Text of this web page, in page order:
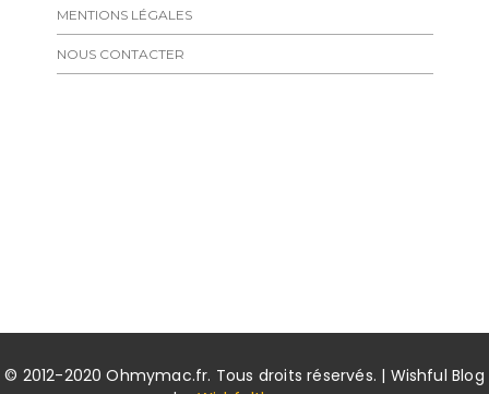
MENTIONS LÉGALES
NOUS CONTACTER
© 2012-2020 Ohmymac.fr. Tous droits réservés. | Wishful Blog